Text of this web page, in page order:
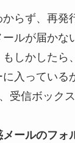
らず、再発
ルが届かな
しかしたら
入っている
受信ボック
メールのフォ